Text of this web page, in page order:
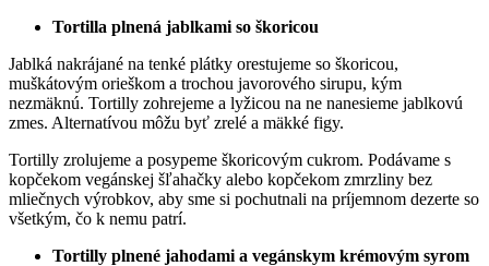
Tortilla plnená jablkami so škoricou
Jablká nakrájané na tenké plátky orestujeme so škoricou,
muškátovým orieškom a trochou javorového sirupu, kým
nezmäknú. Tortilly zohrejeme a lyžicou na ne nanesieme jablkovú
zmes. Alternatívou môžu byť zrelé a mäkké figy.
Tortilly zrolujeme a posypeme škoricovým cukrom. Podávame s
kopčekom vegánskej šľahačky alebo kopčekom zmrzliny bez
mliečnych výrobkov, aby sme si pochutnali na príjemnom dezerte so
všetkým, čo k nemu patrí.
Tortilly plnené jahodami a vegánskym krémovým syrom